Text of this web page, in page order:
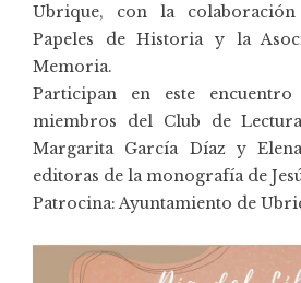
Ubrique, con la
Papeles de Historiay la
Memoria.
Participan en este
miembros del Club de
Margarita García Díaz y
editoras de la monografía de
Patrocina: Ayuntamiento de